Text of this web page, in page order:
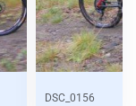
DSC_0156